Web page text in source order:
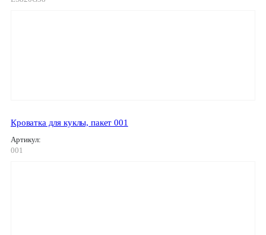
Кроватка для куклы, пакет 001
Артикул:
001